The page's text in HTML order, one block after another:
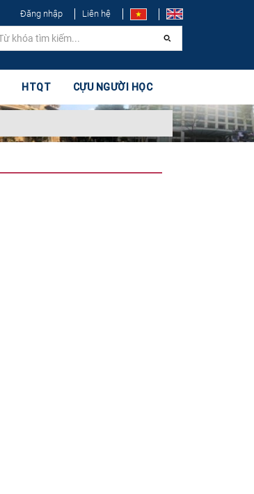
Đăng nhập Liên hệ
HTQT CỰU NGƯỜI HỌC